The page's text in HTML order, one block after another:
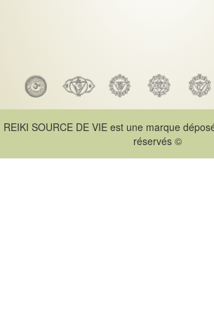
REIKI SOURCE DE VIE est une marque
réservés ©